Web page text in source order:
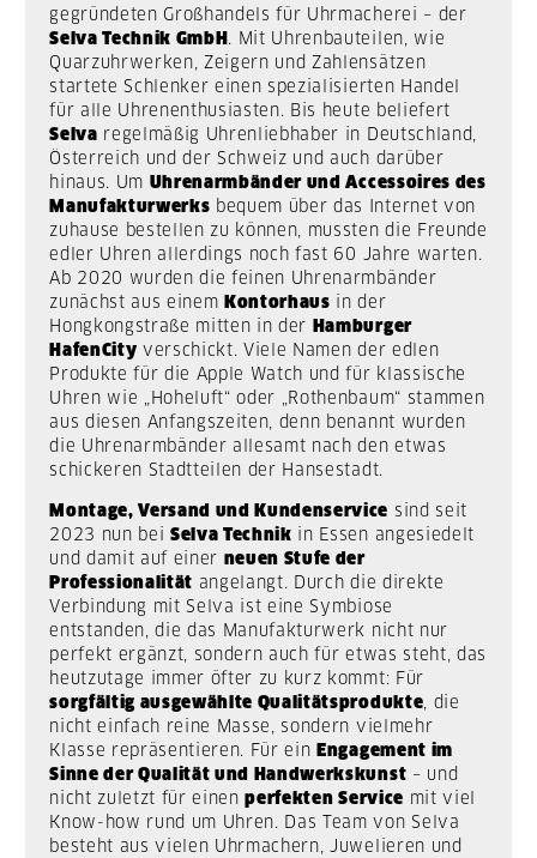
gegründeten Großhandels für Uhrmacherei – der
Selva Technik GmbH . Mit Uhrenbauteilen, wie
Quarzuhrwerken, Zeigern und Zahlensätzen
startete Schlenker einen spezialisierten Handel
für alle Uhrenenthusiasten. Bis heute beliefert
Selva regelmäßig Uhrenliebhaber in Deutschland,
Österreich und der Schweiz und auch darüber
hinaus. Um Uhrenarmbänder und Accessoires des
Manufakturwerks bequem über das Internet von
zuhause bestellen zu können, mussten die Freunde
edler Uhren allerdings noch fast 60 Jahre warten.
Ab 2020 wurden die feinen Uhrenarmbänder
zunächst aus einem Kontorhaus in der
Hongkongstraße mitten in der
Hamburger
HafenCity verschickt. Viele Namen der edlen
Produkte für die Apple Watch und für klassische
Uhren wie „Hoheluft“ oder „Rothenbaum“ stammen
aus diesen Anfangszeiten, denn benannt wurden
die Uhrenarmbänder allesamt nach den etwas
schickeren Stadtteilen der Hansestadt.
Montage, Versand und Kundenservice sind seit
2023 nun bei Selva Technik in Essen angesiedelt
und damit auf einer neuen Stufe der
Professionalität angelangt. Durch die direkte
Verbindung mit Selva ist eine Symbiose
entstanden, die das Manufakturwerk nicht nur
perfekt ergänzt, sondern auch für etwas steht, das
heutzutage immer öfter zu kurz kommt: Für
sorgfältig ausgewählte Qualitätsprodukte , die
nicht einfach reine Masse, sondern vielmehr
Klasse repräsentieren. Für ein Engagement im
Sinne der Qualität und Handwerkskunst – und
nicht zuletzt für einenperfekten Service mit viel
Know-how rund um Uhren. Das Team von Selva
besteht aus vielen Uhrmachern, Juwelieren und